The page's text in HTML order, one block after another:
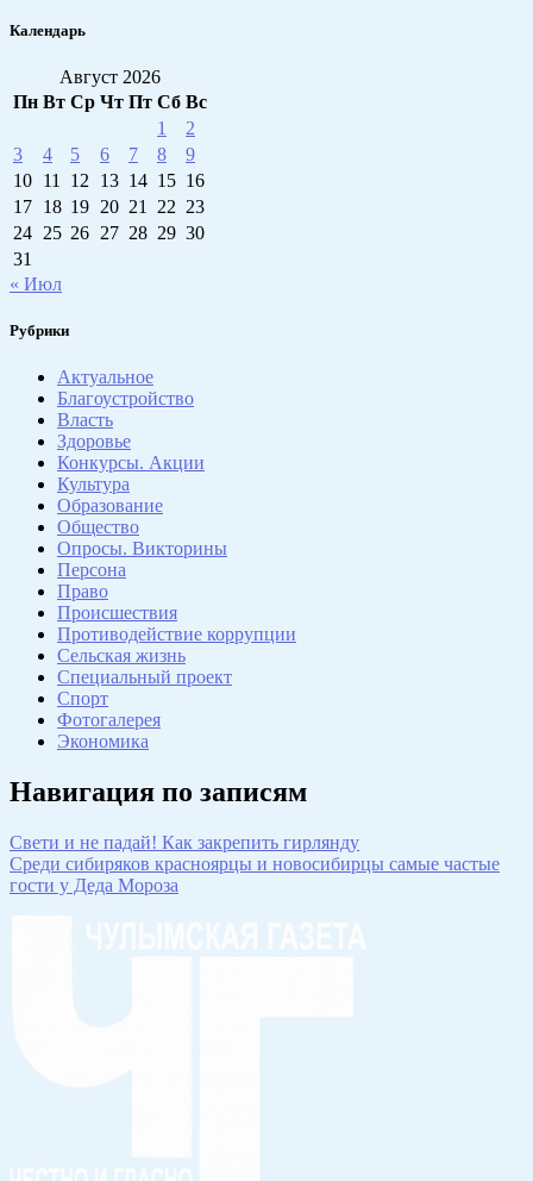
Календарь
Август 2026
Пн Вт Ср Чт Пт Сб Вс
1
2
3
4 5 6 7 8
9
10 11 12 13 14 15 16
17 18 19 20 21 22 23
24 25 26 27 28 29 30
31
« Июл
Рубрики
Актуальное
Благоустройство
Власть
Здоровье
Конкурсы. Акции
Культура
Образование
Общество
Опросы. Викторины
Персона
Право
Происшествия
Противодействие коррупции
Сельская жизнь
Специальный проект
Спорт
Фотогалерея
Экономика
Навигация по записям
Свети и не падай! Как закрепить гирлянду
Среди сибиряков красноярцы и новосибирцы самые частые
гости у Деда Мороза